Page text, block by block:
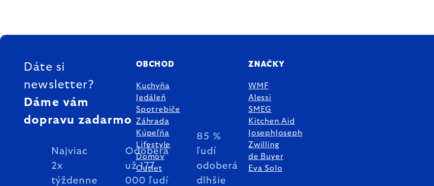
ZÁPÄTIE
Dáte si
newsletter?
Dáme vám
dopravu zadarmo
Najviac
2x
týždenne
Odoberá
už 177
000 ľudí
85 %
ľudí
odoberá
dlhšie
OBCHOD
Kuchyňa
Jedáleň
Spotrebiče
Záhrada
Kúpeľňa
Lifestyle
Domov
Outlet
ZNAČKY
WMF
Alessi
SMEG
Kitchen Aid
JosephJoseph
Zwilling
de Buyer
Eva Solo